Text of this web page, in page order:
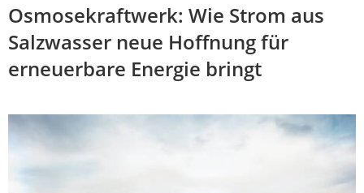
Osmosekraftwerk: Wie Strom aus
Salzwasser neue Hoffnung für
erneuerbare Energie bringt